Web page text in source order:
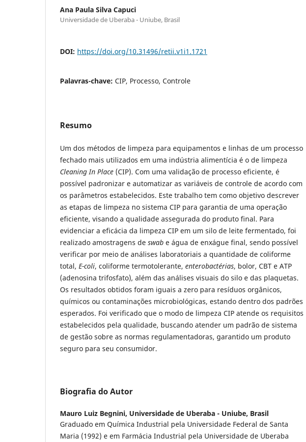
Ana Paula Silva Capuci
Universidade de Uberaba - Uniube, Brasil
DOI: https://doi.org/10.31496/retii.v1i1.1721
Palavras-chave: CIP, Processo, Controle
Resumo
Um dos métodos de limpeza para equipamentos e linhas de um processo
fechado mais utilizados em uma indústria alimentícia é o de limpeza
Cleaning In Place (CIP). Com uma validação de processo eficiente, é
possível padronizar e automatizar as variáveis de controle de acordo com
os parâmetros estabelecidos. Este trabalho tem como objetivo descrever
as etapas de limpeza no sistema CIP para garantia de uma operação
eficiente, visando a qualidade assegurada do produto final. Para
evidenciar a eficácia da limpeza CIP em um silo de leite fermentado, foi
realizado amostragens de swab e água de enxágue final, sendo possível
verificar por meio de análises laboratoriais a quantidade de coliforme
total, E-coli, coliforme termotolerante, enterobactérias, bolor, CBT e ATP
(adenosina trifosfato), além das análises visuais do silo e das plaquetas.
Os resultados obtidos foram iguais a zero para resíduos orgânicos,
químicos ou contaminações microbiológicas, estando dentro dos padrões
esperados. Foi verificado que o modo de limpeza CIP atende os requisitos
estabelecidos pela qualidade, buscando atender um padrão de sistema
de gestão sobre as normas regulamentadoras, garantido um produto
seguro para seu consumidor.
Biografia do Autor
Mauro Luiz Begnini, Universidade de Uberaba - Uniube, Brasil
Graduado em Química Industrial pela Universidade Federal de Santa
Maria (1992) e em Farmácia Industrial pela Universidade de Uberaba